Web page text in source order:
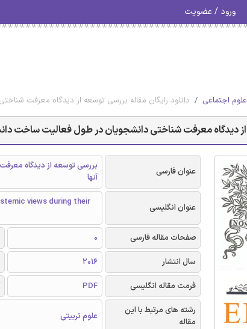
ورود / عضویت
اجتماعی دانلود رایگان مقاله بررسی توسعه از دیدگاه معرفت
از دیدگاه معرفت شناختی دانشجویان در طول فعالیت ساخت
عنوان فارسی
بررسی توسعه از دیدگاه
آنها
عنوان انگلیسی
views during their
صفحات مقاله فارسی
0
سال انتشار
2016
فرمت مقاله انگلیسی
PDF
رشته های مرتبط با این
مقاله
علوم تربیتی